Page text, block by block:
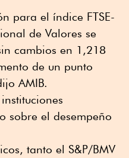
para el índice FTSE-
de Valores se
cambios en 1,218
de un punto
AMIB.
sobre el desempeño
tanto el S&P/BMV